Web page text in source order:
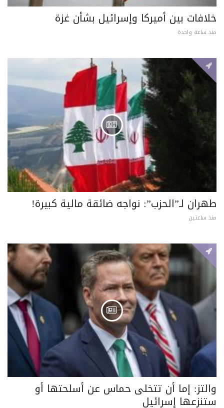
خلافات بين أميركا وإسرائيل بشأن غزة
منذ ساعة واحدة
طهران لـ”الحزب”: نواجه ضائقة مالية كبيرة!
منذ ساعتين
والتز: إما أن تتخلى حماس عن أسلحتها أو
ستنزعها إسرائيل